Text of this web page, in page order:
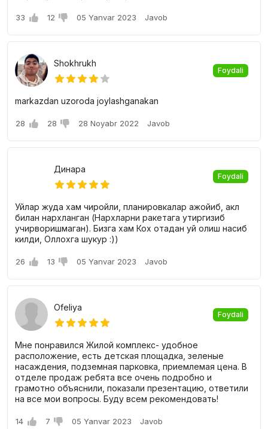
33 12 05 Yanvar 2023 Javob
Shokhrukh
Foydali
markazdan uzoroda joylashganakan
28 28 28 Noyabr 2022 Javob
Динара
Foydali
Уйлар жуда хам чиройли, планировкалар ажойиб, акл
билан нархланган (Нархларни ракетага утиргизиб
учирворишмаган). Бизга хам Кох отадан уй олиш насиб
килди, Оллохга шукур :))
26 13 05 Yanvar 2023 Javob
Ofeliya
Foydali
Мне понравился Жилой комплекс- удобное
расположение, есть детская площадка, зеленые
насаждения, подземная парковка, приемлемая цена. В
отделе продаж ребята все очень подробно и
грамотно объяснили, показали презентацию, ответили
на все мои вопросы. Буду всем рекомендовать!
14 7 05 Yanvar 2023 Javob